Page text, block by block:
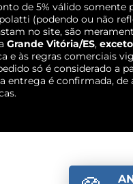
de 5% válido somente
(podendo ou não
no site, são
Grande Vitória/ES,
e às regras comerciais
só é considerado a
entrega é confirmada,